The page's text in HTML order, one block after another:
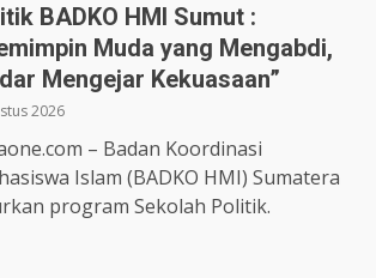
BADKO HMI Sumut :
Muda yang Mengabdi,
Mengejar Kekuasaan”
2026
– Badan Koordinasi
Islam (BADKO HMI) Sumatera
program Sekolah Politik.